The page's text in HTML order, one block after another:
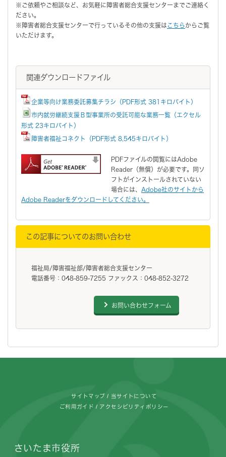
※ご依頼やご相談など、お気軽に障害者総合支援センターまでご連絡く
ださい。
※障害者総合支援センターで行っているその他の支援は こちら からご覧
いただけます。
関連ダウンロードファイル
企業等向け業務委託募集チラシ（PDF形式 381キロバイト）
市内就労継続支援Ｂ型事業所の受託可能な業務一覧（エクセル
形式 23キロバイト）
障害者福祉コネクト（PDF形式 8,545キロバイト）
PDFファイルの閲覧にはAdobe
Reader（無償）が必要です。同ソ
フトがインストールされていない
場合には、 Adobe社のサイトから
Adobe Readerをダウンロードしてください。
この記事についてのお問い合わせ
福祉局/障害福祉部/障害者総合支援センター
電話番号：048-859-7255 ファックス：048-852-3272
お問い合わせフォーム
サイトマップ 当サイトについて
ご利用ガイド アクセシビリティポリシー
さいたま市役所